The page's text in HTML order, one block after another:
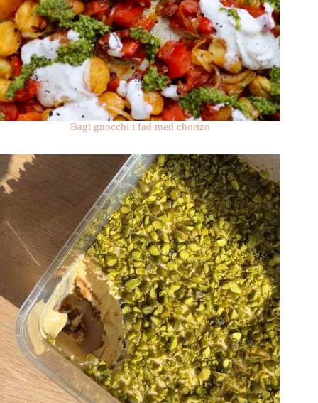
Bagt gnocchi i fad med chorizo